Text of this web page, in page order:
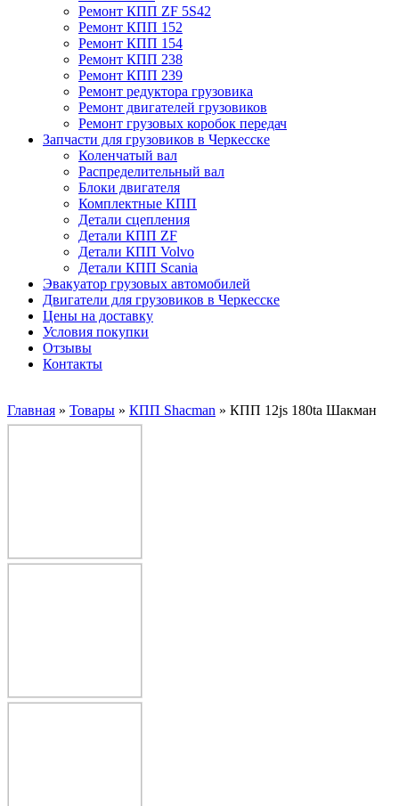
Ремонт КПП ZF 5S42
Ремонт КПП 152
Ремонт КПП 154
Ремонт КПП 238
Ремонт КПП 239
Ремонт редуктора грузовика
Ремонт двигателей грузовиков
Ремонт грузовых коробок передач
Запчасти для грузовиков в Черкесске
Коленчатый вал
Распределительный вал
Блоки двигателя
Комплектные КПП
Детали сцепления
Детали КПП ZF
Детали КПП Volvo
Детали КПП Scania
Эвакуатор грузовых автомобилей
Двигатели для грузовиков в Черкесске
Цены на доставку
Условия покупки
Отзывы
Контакты
Главная » Товары » КПП Shacman » КПП 12js 180ta Шакман